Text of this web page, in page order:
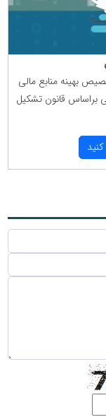
بهینه منابع مالی
قانون تشكیل